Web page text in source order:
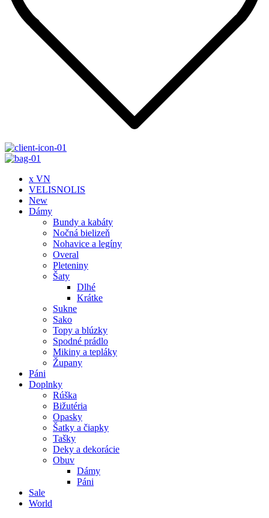
x VN
VELISNOLIS
New
Dámy
Bundy a kabáty
Nočná bielizeň
Nohavice a legíny
Overal
Pleteniny
Šaty
Dlhé
Krátke
Sukne
Sako
Topy a blúzky
Spodné prádlo
Mikiny a tepláky
Župany
Páni
Doplnky
Rúška
Bižutéria
Opasky
Šatky a čiapky
Tašky
Deky a dekorácie
Obuv
Dámy
Páni
Sale
World